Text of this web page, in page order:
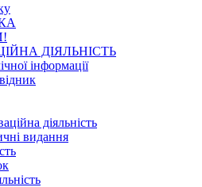
ДІЯЛЬНІСТЬ
інформації
діяльність
видання